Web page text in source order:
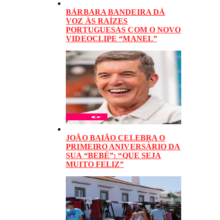
BÁRBARA BANDEIRA DÁ
VOZ ÀS RAÍZES
PORTUGUESAS COM O NOVO
VIDEOCLIPE “MANEL”
JOÃO BAIÃO CELEBRA O
PRIMEIRO ANIVERSÁRIO DA
SUA “BEBÉ”: “QUE SEJA
MUITO FELIZ”